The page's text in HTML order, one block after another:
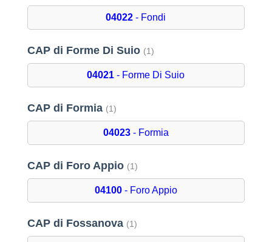
04022 - Fondi
CAP di Forme Di Suio (1)
04021 - Forme Di Suio
CAP di Formia (1)
04023- Formia
CAP di Foro Appio (1)
04100- Foro Appio
CAP di Fossanova (1)